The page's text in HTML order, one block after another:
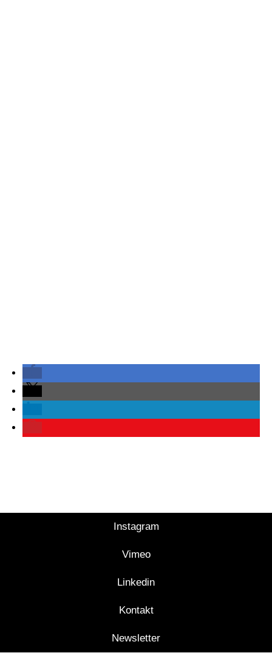
Instagram
Vimeo
Linkedin
Kontakt
Newsletter